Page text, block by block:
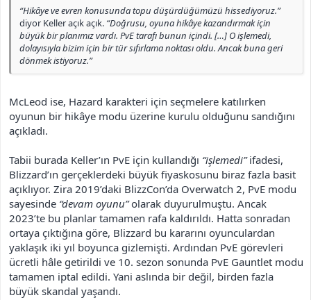
“Hikâye ve evren konusunda topu düşürdüğümüzü hissediyoruz.”
diyor Keller açık açık. “Doğrusu, oyuna hikâye kazandırmak için
büyük bir planımız vardı. PvE tarafı bunun içindi. […] O işlemedi,
dolayısıyla bizim için bir tür sıfırlama noktası oldu. Ancak buna geri
dönmek istiyoruz.”
McLeod ise, Hazard karakteri için seçmelere katılırken
oyunun bir hikâye modu üzerine kurulu olduğunu sandığını
açıkladı.
Tabii burada Keller’ın PvE için kullandığı “işlemedi”ifadesi,
Blizzard’ın gerçeklerdeki büyük fiyaskosunu biraz fazla basit
açıklıyor. Zira 2019’daki BlizzCon’da Overwatch 2, PvE modu
sayesinde “devam oyunu”olarak duyurulmuştu. Ancak
2023’te bu planlar tamamen rafa kaldırıldı. Hatta sonradan
ortaya çıktığına göre, Blizzard bu kararını oyunculardan
yaklaşık iki yıl boyunca gizlemişti. Ardından PvE görevleri
ücretli hâle getirildi ve 10. sezon sonunda PvE Gauntlet modu
tamamen iptal edildi. Yani aslında bir değil, birden fazla
büyük skandal yaşandı.